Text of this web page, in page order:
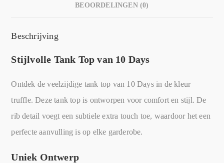
BEOORDELINGEN (0)
Beschrijving
Stijlvolle Tank Top van 10 Days
Ontdek de veelzijdige tank top van 10 Days in de kleur
truffle. Deze tank top is ontworpen voor comfort en stijl. De
rib detail voegt een subtiele extra touch toe, waardoor het een
perfecte aanvulling is op elke garderobe.
Uniek Ontwerp